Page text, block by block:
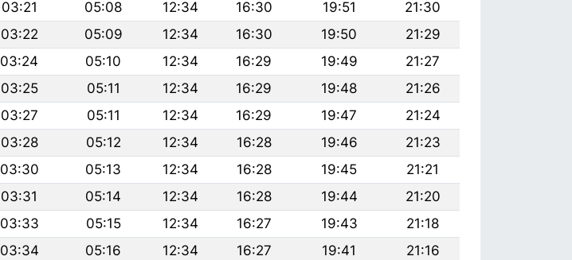
03:21 05:08 12:34 16:30 19:51
21:30
03:22 05:09 12:34 16:30 19:50
21:29
03:24 05:10 12:34 16:29 19:49
21:27
03:25 05:11 12:34 16:29 19:48
21:26
03:27 05:11 12:34 16:29 19:47
21:24
03:28 05:12 12:34 16:28 19:46
21:23
03:30 05:13 12:34 16:28 19:45
21:21
03:31 05:14 12:34 16:28 19:44
21:20
03:33 05:15 12:34 16:27 19:43
21:18
03:34 05:16 12:34 16:27 19:41
21:16